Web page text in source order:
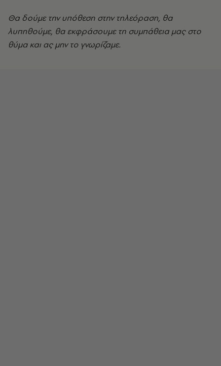
Θα δούμε την υπόθεση στην τηλεόραση, θα
λυπηθούμε, θα εκφράσουμε τη συμπάθεια μας στο
θύμα και ας μην το γνωρίζαμε.